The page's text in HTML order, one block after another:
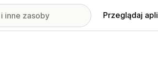
Przeglądaj